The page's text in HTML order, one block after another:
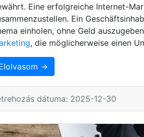
Eine erfolgreiche Internet-
Ein
einholen, ohne Geld
, die möglicherweise einen
→
dátuma: 2025-12-30